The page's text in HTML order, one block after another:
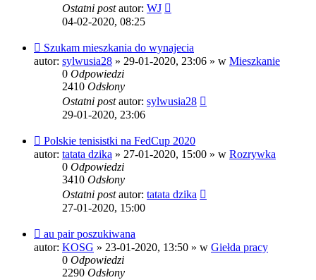
Ostatni postautor: WJ
04-02-2020, 08:25
Nowy
post
Szukam mieszkania do wynajecia
autor: sylwusia28 » 29-01-2020, 23:06 » w Mieszkanie
0 Odpowiedzi
2410 Odsłony
Ostatni postautor: sylwusia28
29-01-2020, 23:06
Nowy
post
Polskie tenisistki na FedCup 2020
autor: tatata dzika » 27-01-2020, 15:00 » w Rozrywka
0 Odpowiedzi
3410 Odsłony
Ostatni postautor: tatata dzika
27-01-2020, 15:00
Nowy
post
au pair poszukiwana
autor: KOSG » 23-01-2020, 13:50 » w Giełda pracy
0 Odpowiedzi
2290 Odsłony